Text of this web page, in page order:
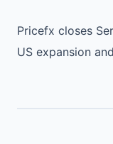
Pricefx closes
US expansion